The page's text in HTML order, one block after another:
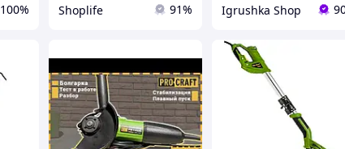
100% Shoplife 91% Igrushka Shop